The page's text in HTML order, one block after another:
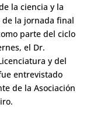
la ciencia y la
de la jornada final
parte del ciclo
el Dr.
y del
entrevistado
de la Asociación